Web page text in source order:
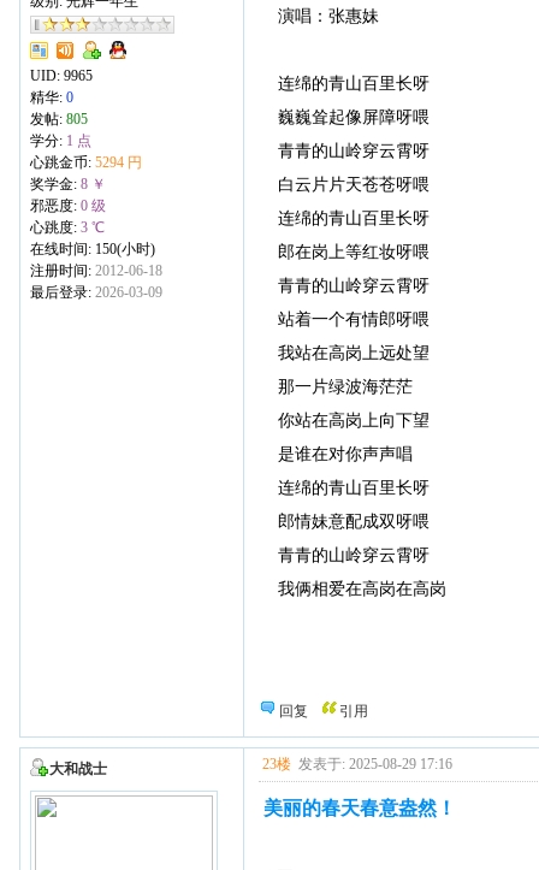
UID: 9965
精华: 0
发帖: 805
学分: 1 点
心跳金币: 5294 円
奖学金: 8 ￥
邪恶度: 0 级
心跳度: 3 ℃
在线时间: 150(小时)
注册时间: 2012-06-18
最后登录: 2026-03-09
演唱：张惠妹
连绵的青山百里长呀
巍巍耸起像屏障呀喂
青青的山岭穿云霄呀
白云片片天苍苍呀喂
连绵的青山百里长呀
郎在岗上等红妆呀喂
青青的山岭穿云霄呀
站着一个有情郎呀喂
我站在高岗上远处望
那一片绿波海茫茫
你站在高岗上向下望
是谁在对你声声唱
连绵的青山百里长呀
郎情妹意配成双呀喂
青青的山岭穿云霄呀
我俩相爱在高岗在高岗
回复 引用
大和战士 23楼 发表于: 2025-08-29 17:16
美丽的春天春意盎然！